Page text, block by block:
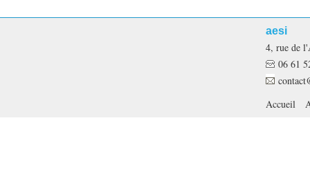
aesi
4, rue de
06 61
Accueil